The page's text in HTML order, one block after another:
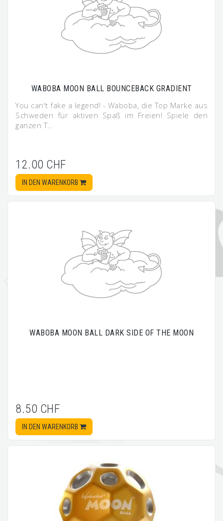
WABOBA MOON BALL BOUNCEBACK GRADIENT
You can't fake a legend! - Waboba, die Top Marke aus
Schweden für aktiven Spaß im Freien! Spiele den
ganzen T…
12.00 CHF
IN DEN WARENKORB
WABOBA MOON BALL DARK SIDE OF THE MOON
8.50 CHF
IN DEN WARENKORB